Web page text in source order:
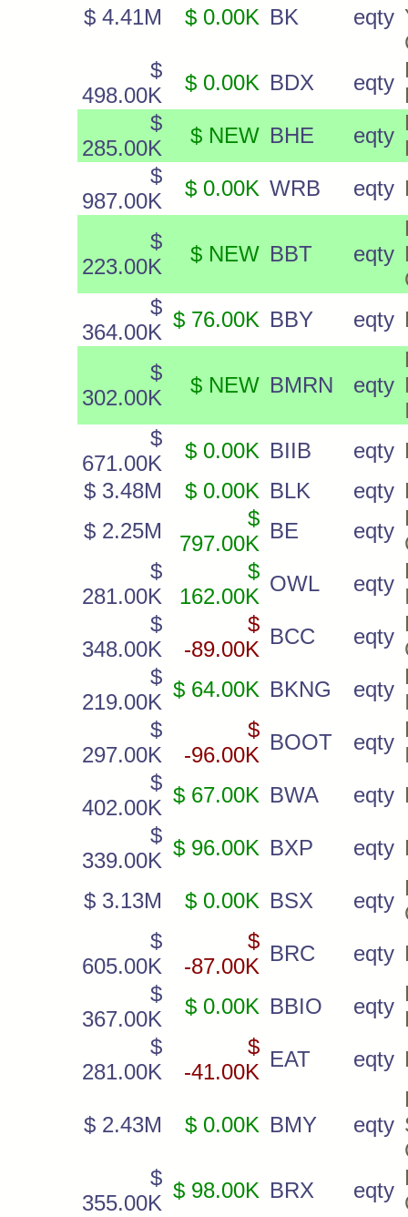
$ 4.41M $ 0.00K BK eqty
$
498.00K
$ 0.00K BDX eqty
$
285.00K
$ NEW BHE eqty
$
987.00K
$ 0.00K WRB eqty
$
223.00K
$ NEW BBT eqty
$
364.00K
$ 76.00K BBY eqty
$
302.00K
$ NEW BMRN eqty
$
671.00K
$ 0.00K BIIB eqty
$ 3.48M
$ 0.00K BLK eqty
$ 2.25M
$
797.00K
BE eqty
$
281.00K
$
162.00K
OWL eqty
$
348.00K
$
-89.00K
BCC eqty
$
219.00K
$ 64.00K BKNG eqty
$
297.00K
$
-96.00K
BOOT eqty
$
402.00K
$ 67.00K BWA eqty
$
339.00K
$ 96.00K BXP eqty
$ 3.13M $ 0.00K BSX eqty
$
605.00K
$
-87.00K
BRC eqty
$
367.00K
$ 0.00K BBIO eqty
$
281.00K
$
-41.00K
EAT eqty
$ 2.43M $ 0.00K BMY eqty
$
355.00K
$ 98.00K BRX eqty